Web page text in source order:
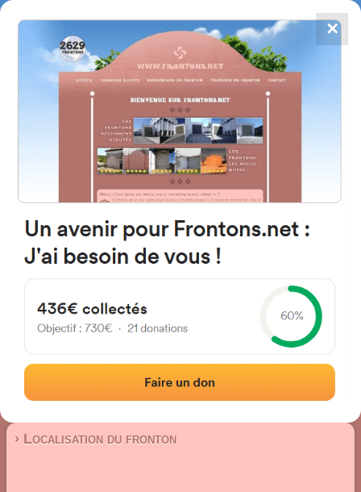
FRONTONS.NET
RECHERCHER UN FRONTON
PROPOSER UN FRONTON
4867
frontons
Cam. Cementerio 42300 El
Burgo de Osma, Soria Espagne
Fronton mur à gauche
Localisation|Photos|Commentaires et avis
› Localisation du fronton
✕